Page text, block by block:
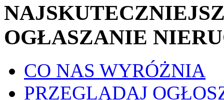
OGŁASZANIE
CO NAS WYRÓŻNIA
PRZEGLĄDAJ